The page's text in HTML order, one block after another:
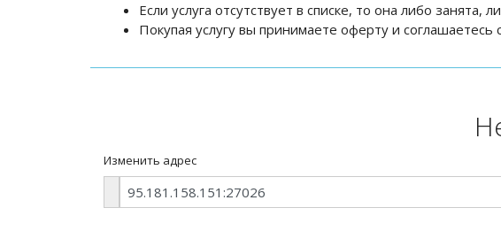
Если услуга отсутствует в списке, то она либо
Покупая услугу вы принимаете оферту и соглашаетесь
Изменить адрес